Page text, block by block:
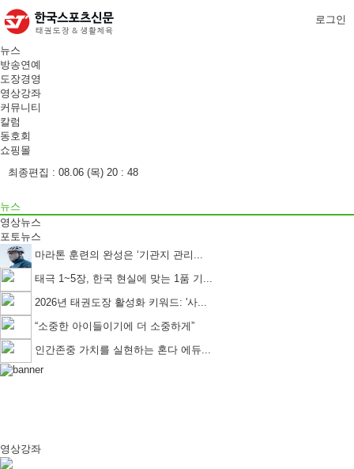
로그인
뉴스
방송연예
도장경영
영상강좌
커뮤니티
칼럼
동호회
쇼핑몰
최종편집 : 08.06 (목) 20 : 48
뉴스
영상뉴스
포토뉴스
마라톤 훈련의 완성은 ‘기관지 관리...
태극 1~5장, 한국 현실에 맞는 1품 기...
2026년 태권도장 활성화 키워드: '사...
“소중한 아이들이기에 더 소중하게”
인간존중 가치를 실현하는 혼다 에듀...
영상강좌